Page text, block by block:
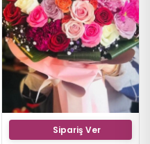
Sipariş Ver